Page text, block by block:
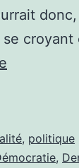
croyant
LA
POLITIQUE
, politique
,